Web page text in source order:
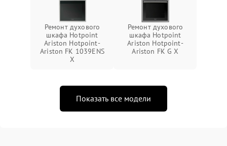
Ремонт духового
шкафа Hotpoint
Ariston Hotpoint-
Ariston FK 1039ENS
X
Ремонт духового
шкафа Hotpoint
Ariston Hotpoint-
Ariston FK G X
Показать все модели